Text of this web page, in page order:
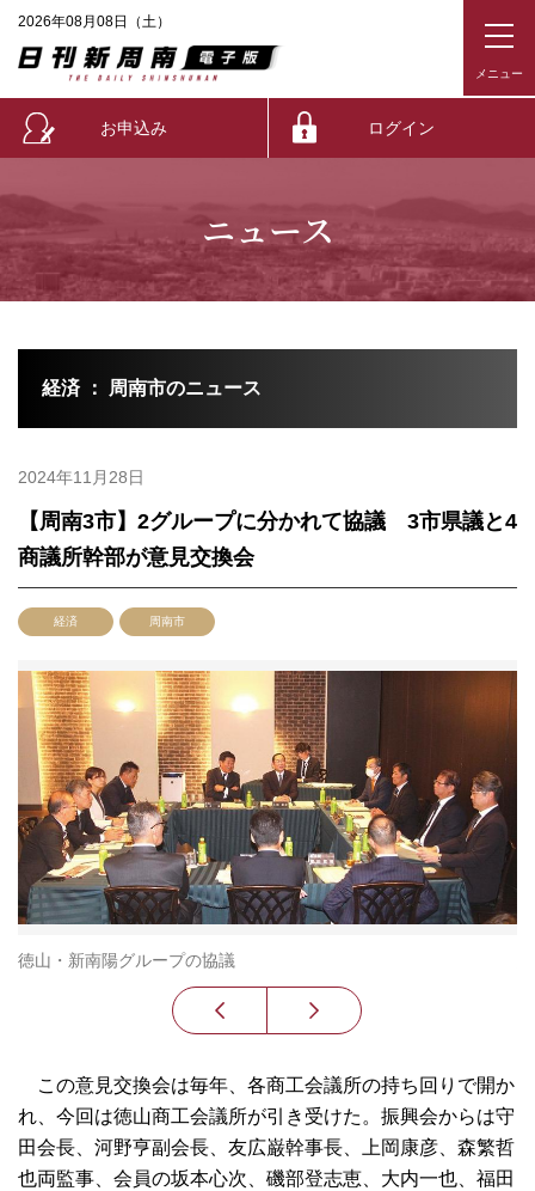
2026年08月08日（土）
お申込み ログイン
ニュース
経済 ： 周南市のニュース
2024年11月28日
【周南3市】2グループに分かれて協議 3市県議と4
商議所幹部が意見交換会
経済 周南市
徳山・新南陽グループの協議
この意見交換会は毎年、各商工会議所の持ち回りで開か
れ、今回は徳山商工会議所が引き受けた。振興会からは守
田会長、河野亨副会長、友広巌幹事長、上岡康彦、森繁哲
也両監事、会員の坂本心次、磯部登志恵、大内一也、福田